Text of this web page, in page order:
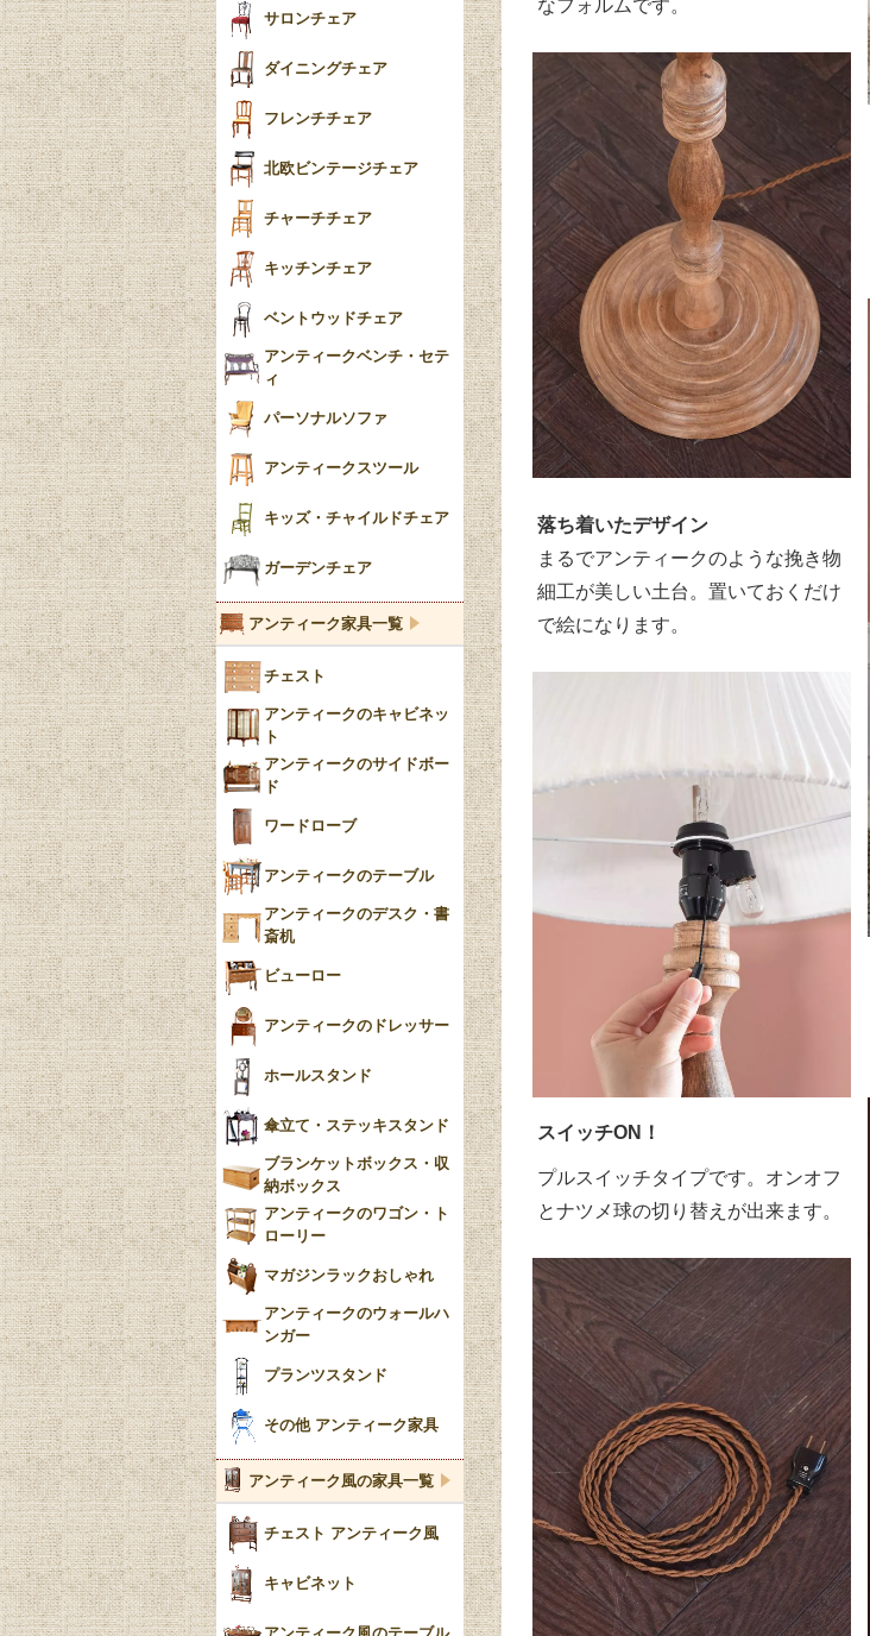
なフォルムです。
落ち着いたデザイン
まるでアンティークのような挽き物
細工が美しい土台。置いておくだけ
で絵になります。
スイッチON！
プルスイッチタイプです。オンオフ
とナツメ球の切り替えが出来ます。
ー
ミラー
花瓶おしゃれ
陶器の人形
キャンドルホルダー
ツイスト
トライポッド
バラスター
陶磁器の模様一覧
イマリ（IMARI）
ブルー＆ホワイト
ブルーウィローパターン
Blue）
YUAN
チンツ
クリノリン
サロンチェア
ダイニングチェア
フレンチチェア
北欧ビンテージチェア
チャーチチェア
キッチンチェア
ベントウッドチェア
アンティークベンチ・セテ
ィ
パーソナルソファ
アンティークスツール
キッズ・チャイルドチェア
ガーデンチェア
アンティーク家具一覧
チェスト
アンティークのキャビネッ
ト
アンティークのサイドボー
ド
ワードローブ
アンティークのテーブル
アンティークのデスク・書
斎机
ビューロー
アンティークのドレッサー
ホールスタンド
傘立て・ステッキスタンド
ブランケットボックス・収
納ボックス
アンティークのワゴン・ト
ローリー
マガジンラックおしゃれ
アンティークのウォールハ
ンガー
プランツスタンド
その他 アンティーク家具
アンティーク風の家具一覧
チェスト アンティーク風
キャビネット